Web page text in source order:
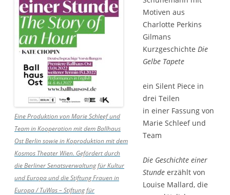
Eine Produktion von Marie Schleef und
Team in Kooperation mit dem Ballhaus
Ost Berlin sowie in Koproduktion mit dem
Kosmos Theater Wien. Gefördert durch
die Berliner Senatsverwaltung für Kultur
und Europa und die Stiftung Frauen in
Europa / TuWas – Stiftung für
Motiven aus
Charlotte Perkins
Gilmans
Kurzgeschichte Die
Gelbe Tapete
ein Silent Piece in
drei Teilen
in einer Fassung von
Marie Schleef und
Team
Die Geschichte einer
Stunde erzählt von
Louise Mallard, die